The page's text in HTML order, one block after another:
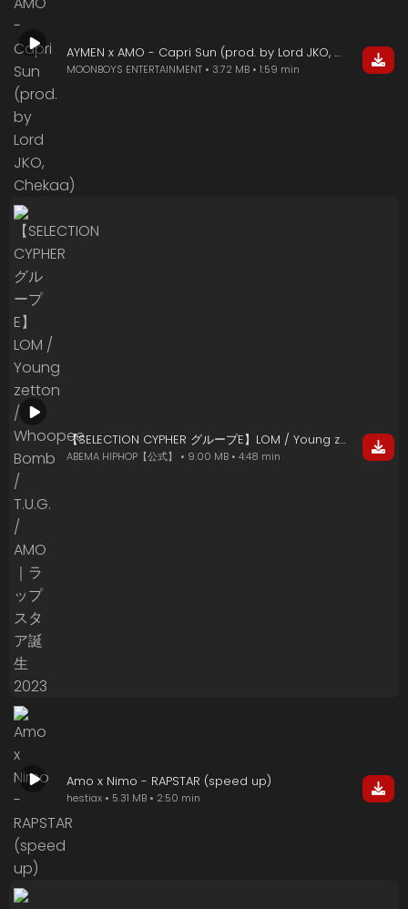
AYMEN x AMO - Capri Sun (prod. by Lord JKO, Chekaa)
MOONBOYS ENTERTAINMENT • 3.72 MB • 1:59 min
【SELECTION CYPHER グループE】LOM / Young zetton / Whoopee Bomb / T.U.G. / AMO｜ラップスタア誕生 2023
ABEMA HIPHOP【公式】 • 9.00 MB • 4:48 min
Amo x Nimo - RAPSTAR (speed up)
hestiax • 5.31 MB • 2:50 min